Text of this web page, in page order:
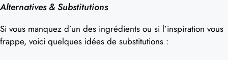
Alternatives & Substitutions
Si vous manquez d’un des ingrédients ou si l’inspiration vous
frappe, voici quelques idées de substitutions :